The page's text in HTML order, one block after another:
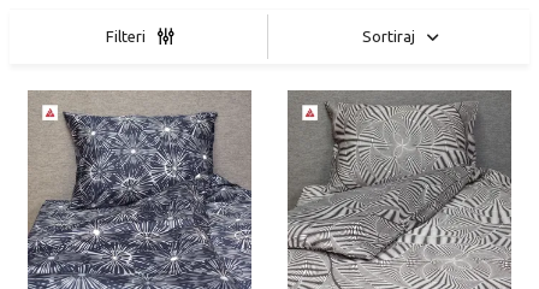
Filteri Sortiraj